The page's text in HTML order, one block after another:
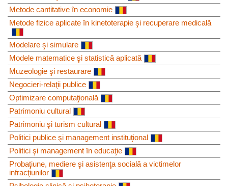
Metode cantitative în economie
Metode fizice aplicate în kinetoterapie şi recuperare medicală
Modelare şi simulare
Modele matematice şi statistică aplicată
Muzeologie şi restaurare
Negocieri-relaţii publice
Optimizare computaţională
Patrimoniu cultural
Patrimoniu şi turism cultural
Politici publice şi management instituţional
Politici şi management în educaţie
Probaţiune, mediere şi asistenţa socială a victimelor
infracţiunilor